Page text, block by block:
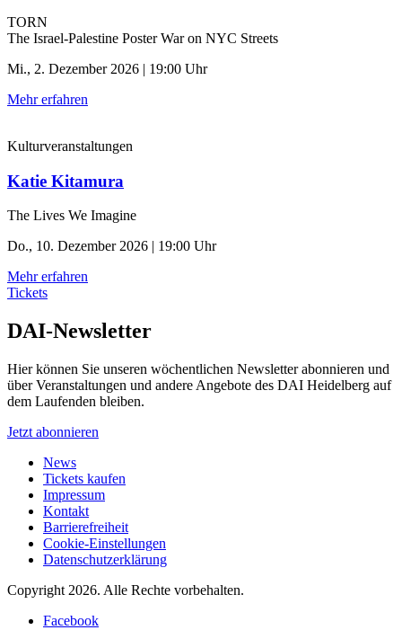
TORN
The Israel-Palestine Poster War on NYC Streets
Mi., 2. Dezember 2026 | 19:00 Uhr
Mehr erfahren
Kulturveranstaltungen
Katie Kitamura
The Lives We Imagine
Do., 10. Dezember 2026 | 19:00 Uhr
Mehr erfahren
Tickets
DAI-Newsletter
Hier können Sie unseren wöchentlichen Newsletter abonnieren und
über Veranstaltungen und andere Angebote des DAI Heidelberg auf
dem Laufenden bleiben.
Jetzt abonnieren
News
Tickets kaufen
Impressum
Kontakt
Barrierefreiheit
Cookie-Einstellungen
Datenschutzerklärung
Copyright 2026. Alle Rechte vorbehalten.
Facebook